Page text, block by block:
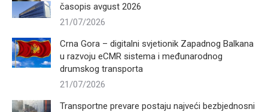
časopis avgust 2026
21/07/2026
Crna Gora – digitalni svjetionik Zapadnog Balkana
u razvoju eCMR sistema i međunarodnog
drumskog transporta
21/07/2026
Transportne prevare postaju najveći bezbjednosni